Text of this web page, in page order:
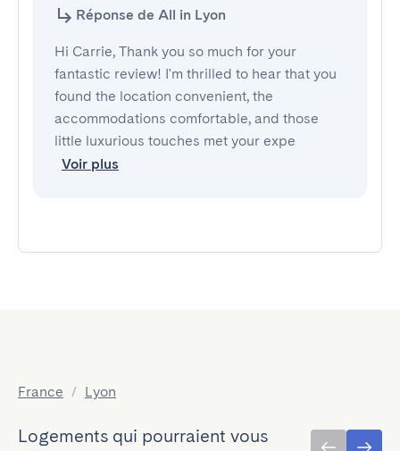
Réponse de All in Lyon
Hi Carrie, Thank you so much for your
fantastic review! I'm thrilled to hear that you
found the location convenient, the
accommodations comfortable, and those
little luxurious touches met your expe
Voir plus
France / Lyon
Logements qui pourraient vous